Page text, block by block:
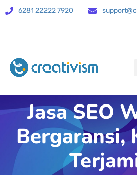
6281 22222 7920
Jasa SEO
Bergaransi,